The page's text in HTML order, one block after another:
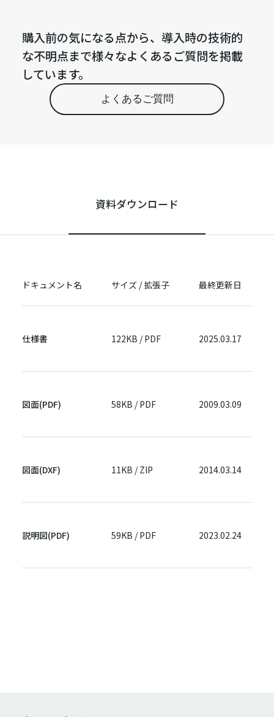
購入前の気になる点から、導入時の技術的
な不明点まで様々なよくあるご質問を掲載
しています。
よくあるご質問
資料ダウンロード
ドキュメント名 サイズ / 拡張子 最終更新日
仕様書 122KB / PDF 2025.03.17
図面(PDF) 58KB / PDF 2009.03.09
図面(DXF) 11KB / ZIP 2014.03.14
説明図(PDF) 59KB / PDF 2023.02.24